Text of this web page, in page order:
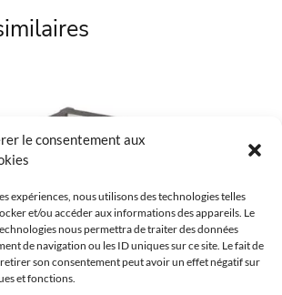
le consentement aux
expériences, nous utilisons des technologies telles
et/ou accéder aux informations des appareils. Le
nous permettra de traiter des données
de navigation ou les ID uniques sur ce site. Le fait de
son consentement peut avoir un effet négatif sur
et fonctions.
Galvanisé, Thermolaqué
10 ans
largeur 2500 x hauteur 2250 x